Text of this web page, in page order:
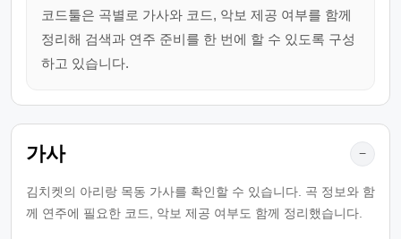
코드툴은 곡별로 가사와 코드, 악보 제공 여부를 함께
정리해 검색과 연주 준비를 한 번에 할 수 있도록 구성
하고 있습니다.
가사 −
김치켓의 아리랑 목동 가사를 확인할 수 있습니다. 곡 정보와 함
께 연주에 필요한 코드, 악보 제공 여부도 함께 정리했습니다.